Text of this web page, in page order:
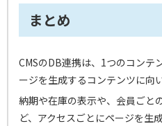
まとめ
CMSのDB連携は、1つのコンテ
ージを生成するコンテンツに向
納期や在庫の表示や、会員ごと
ど、アクセスごとにページを生